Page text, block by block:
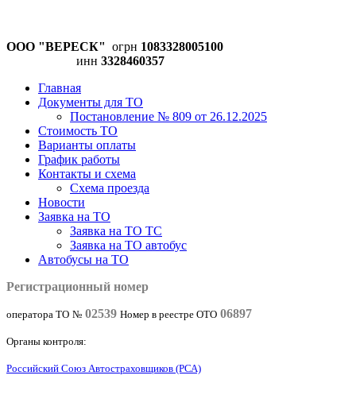
ООО "ВЕРЕСК" огрн 1083328005100
инн 3328460357
Главная
Документы для ТО
Постановление № 809 от 26.12.2025
Стоимость ТО
Варианты оплаты
График работы
Контакты и схема
Схема проезда
Новости
Заявка на ТО
Заявка на ТО ТС
Заявка на ТО автобус
Автобусы на ТО
Регистрационный номер
оператора ТО № 02539 Номер в реестре ОТО 06897
Органы контроля:
Российский Союз Автостраховщиков (РСА)